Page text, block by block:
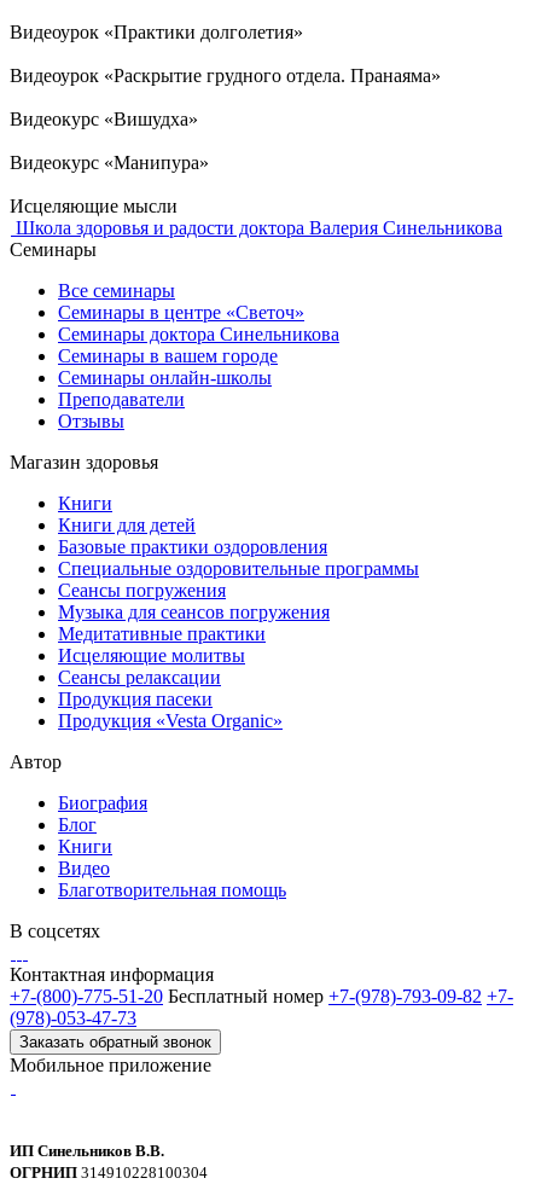
Видеоурок «Практики долголетия»
Видеоурок «Раскрытие грудного отдела. Пранаяма»
Видеокурс «Вишудха»
Видеокурс «Манипура»
Исцеляющие мысли
Школа здоровья и радости доктора Валерия Синельникова
Семинары
Все семинары
Семинары в центре «Светоч»
Семинары доктора Синельникова
Семинары в вашем городе
Семинары онлайн-школы
Преподаватели
Отзывы
Магазин здоровья
Книги
Книги для детей
Базовые практики оздоровления
Специальные оздоровительные программы
Сеансы погружения
Музыка для сеансов погружения
Медитативные практики
Исцеляющие молитвы
Сеансы релаксации
Продукция пасеки
Продукция «Vesta Organic»
Автор
Биография
Блог
Книги
Видео
Благотворительная помощь
В соцсетях
Контактная информация
+7-(800)-775-51-20 Бесплатный номер +7-(978)-793-09-82 +7-
(978)-053-47-73
Заказать обратный звонок
Мобильное приложение
ИП Синельников В.В.
ОГРНИП 314910228100304